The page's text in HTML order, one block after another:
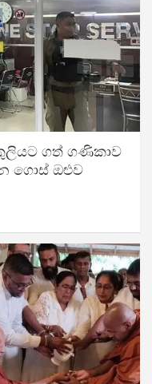
ගත් ගණිකාව
ගොස් ඔළුව